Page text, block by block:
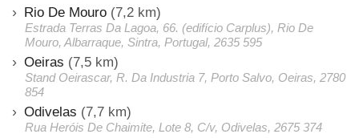
Rio De Mouro (7,2 km)
Estrada Terras Da Lagoa, 66. (edifício Carplus), Rio De
Mouro, Albarraque, Sintra, Portugal, 2635 595
Oeiras (7,5 km)
Stand Oeirascar, R. Da Industria 7, Porto Salvo, Oeiras, 2780
854
Odivelas (7,7 km)
Rua Heróis De Chaimite, Lote 8, C/v, Odivelas, 2675 374